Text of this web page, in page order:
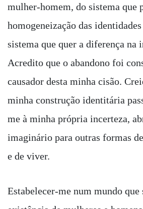
mulher-homem, do sistema que
homogeneização das
sistema que quer a diferença na
Acredito que o abandono foi
causador desta minha cisão.
minha construção identitária
me à minha própria incerteza,
imaginário para outras formas
e de viver.
Estabelecer-me num mundo que